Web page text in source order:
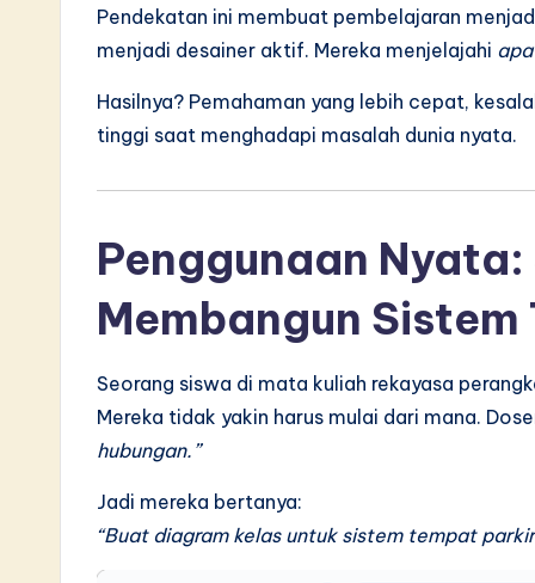
Pendekatan ini membuat pembelajaran
menjadi desainer aktif. Mereka menjelajahi
Hasilnya? Pemahaman yang lebih cepat,
tinggi saat menghadapi masalah dunia nyata.
Penggunaan
Membangun
Seorang siswa di mata kuliah rekayasa
Mereka tidak yakin harus mulai dari mana.
hubungan.”
Jadi mereka bertanya:
“Buat diagram kelas untuk sistem tempat